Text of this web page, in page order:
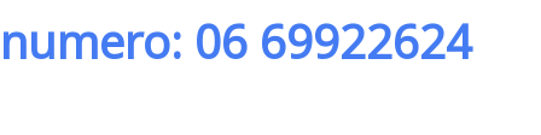
numero: 06 69922624